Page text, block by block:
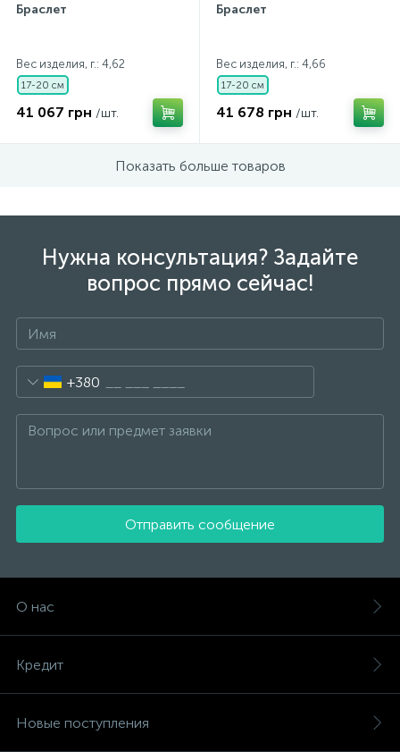
Браслет
Вес изделия, г.: 4,62
17-20 см
41 067 грн /шт.
Браслет
Вес изделия, г.: 4,66
17-20 см
41 678 грн /шт.
Показать больше товаров
Нужна консультация? Задайте
вопрос прямо сейчас!
+380
Отправить сообщение
О нас
Кредит
Новые поступления